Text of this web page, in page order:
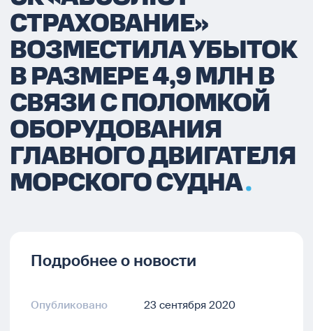
СТРАХОВАНИЕ»
ВОЗМЕСТИЛА УБЫТОК
В РАЗМЕРЕ 4,9 МЛН В
СВЯЗИ С ПОЛОМКОЙ
ОБОРУДОВАНИЯ
ГЛАВНОГО ДВИГАТЕЛЯ
МОРСКОГО СУДНА
Подробнее о новости
Опубликовано 23 сентября 2020